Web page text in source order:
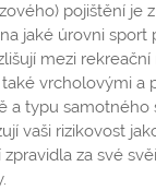
pojištění je
jaké úrovni sport
mezi
vrcholovými a
a typu samotného
vaši rizikovost
za své